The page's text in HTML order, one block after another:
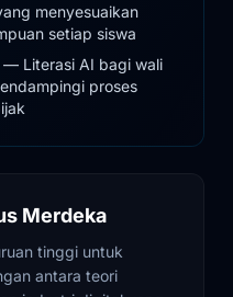
menyesuaikan
setiap siswa
— Literasi AI bagi wali
proses
Merdeka
tinggi untuk
antara teori